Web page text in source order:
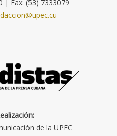
| Fax: (53) 7333079
de la UPEC